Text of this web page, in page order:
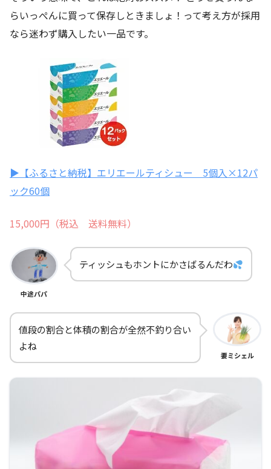
らいっぺんに買って保存しときましょ！って考え方が採用
なら迷わず購入したい一品です。
▶【ふるさと納税】エリエールティシュー 5個入×12パ
ック60個
15,000円（税込 送料無料）
中途パパ
ティッシュもホントにかさばるんだわ
値段の割合と体積の割合が全然不釣り合い
よね
妻ミシェル